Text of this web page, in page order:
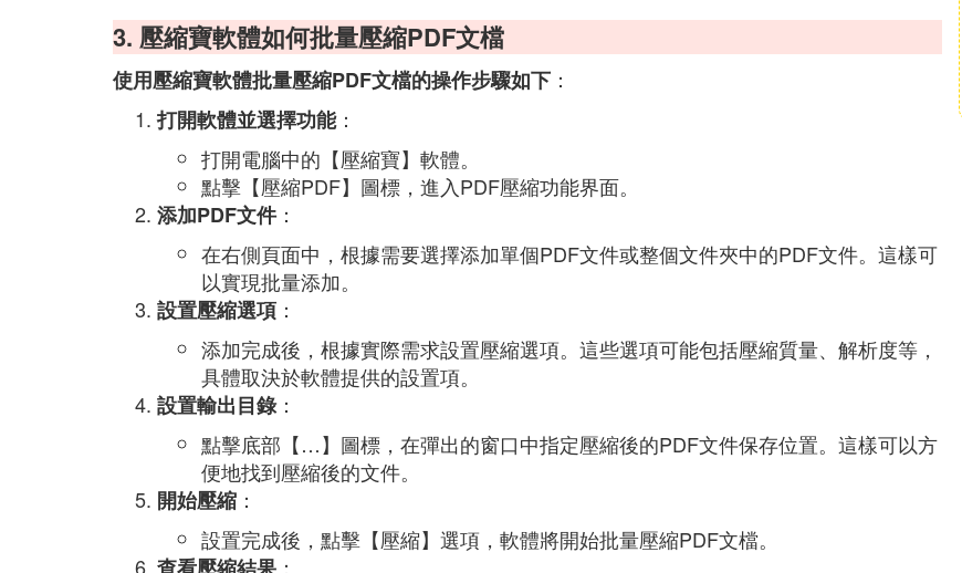
3. 壓縮寶軟體如何批量壓縮PDF文檔
使用壓縮寶軟體批量壓縮PDF文檔的操作步驟如下 ：
打開軟體並選擇功能：
打開電腦中的【壓縮寶】軟體。
點擊【壓縮PDF】圖標，進入PDF壓縮功能界面。
添加PDF文件：
在右側頁面中，根據需要選擇添加單個PDF文件或整個文件夾中的PDF文件。這樣可
以實現批量添加。
設置壓縮選項 ：
添加完成後，根據實際需求設置壓縮選項。這些選項可能包括壓縮質量、解析度等，
具體取決於軟體提供的設置項。
設置輸出目錄：
點擊底部【…】圖標，在彈出的窗口中指定壓縮後的PDF文件保存位置。這樣可以方
便地找到壓縮後的文件。
開始壓縮 ：
設置完成後，點擊【壓縮】選項，軟體將開始批量壓縮PDF文檔。
：